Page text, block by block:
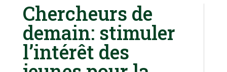
Chercheurs de
demain: stimuler
l’intérêt des